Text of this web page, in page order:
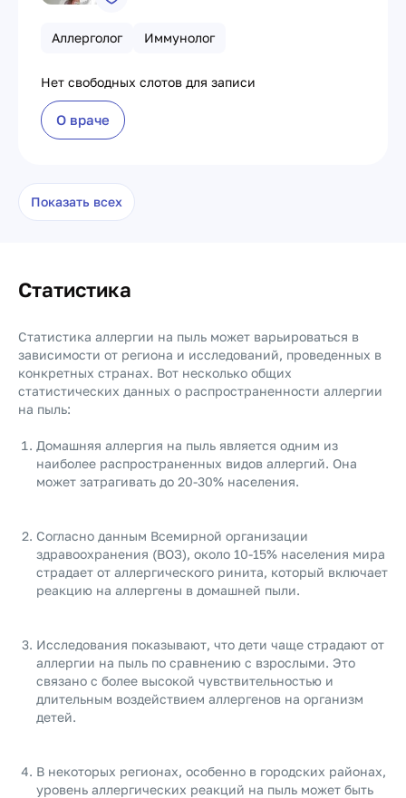
Аллерголог Иммунолог
Нет свободных слотов для записи
О враче
Показать всех
Статистика
Статистика аллергии на пыль может варьироваться в
зависимости от региона и исследований, проведенных в
конкретных странах. Вот несколько общих
статистических данных о распространенности аллергии
на пыль:
Домашняя аллергия на пыль является одним из
наиболее распространенных видов аллергий. Она
может затрагивать до 20-30% населения.
Согласно данным Всемирной организации
здравоохранения (ВОЗ), около 10-15% населения мира
страдает от аллергического ринита, который включает
реакцию на аллергены в домашней пыли.
Исследования показывают, что дети чаще страдают от
аллергии на пыль по сравнению с взрослыми. Это
связано с более высокой чувствительностью и
длительным воздействием аллергенов на организм
детей.
В некоторых регионах, особенно в городских районах,
уровень аллергических реакций на пыль может быть